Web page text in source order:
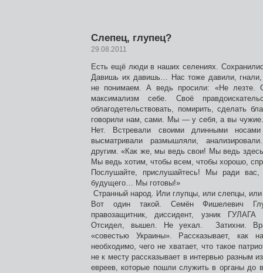
Слепец, глупец?
29.08.2011
Есть ещё люди в наших селениях.
Давишь их давишь… Нас тоже давили, гнали,
не понимаем. А ведь просили: «Не лезте.
максимализм себе. Своё
облагодетельствовать, помирить, сделать
говорили нам, сами. Мы — у себя, а вы чужие.
Нет. Встревали своими длинными
высматривали размышляли,
другим. «Как же, мы ведь свои! Мы ведь
Мы ведь хотим, чтобы всем, чтобы хорошо,
Послушайте, прислушайтесь! Мы ради
будущего… Мы готовы!»
Странный народ. Или глупцы, или слепцы,
Вот один такой. Семён Фишелевич
правозащитник, диссидент, узник
Отсидел, вышел. Не уехал. Затихни.
«совестью Украины». Рассказывает, как
необходимо, чего не хватает, что такое
не к месту рассказывает в интервью разным
евреев, которые пошли служить в органы до